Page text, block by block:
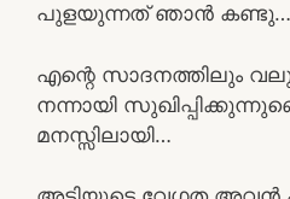
പുളയുന്നത് ഞാൻ കണ്ടു…
എന്റെ സാദനത്തിലും
നന്നായി
മനസ്സിലായി…